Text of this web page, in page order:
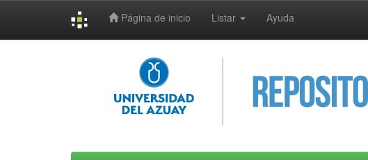
Página de inicio Listar Ayuda